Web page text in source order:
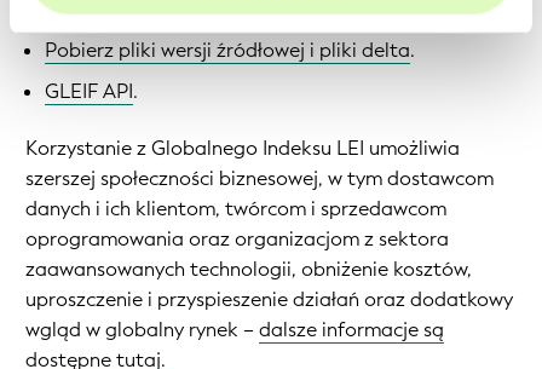
Skonsolidowane pliki do pobrania.
Pobierz pliki wersji źródłowej i pliki delta.
GLEIF API.
Korzystanie z Globalnego Indeksu LEI umożliwia
szerszej społeczności biznesowej, w tym dostawcom
danych i ich klientom, twórcom i sprzedawcom
oprogramowania oraz organizacjom z sektora
zaawansowanych technologii, obniżenie kosztów,
uproszczenie i przyspieszenie działań oraz dodatkowy
wgląd w globalny rynek – dalsze informacje są
dostępne tutaj.